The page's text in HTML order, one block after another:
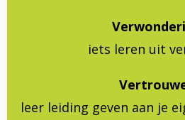
iets leren uit
leer leiding geven aan je